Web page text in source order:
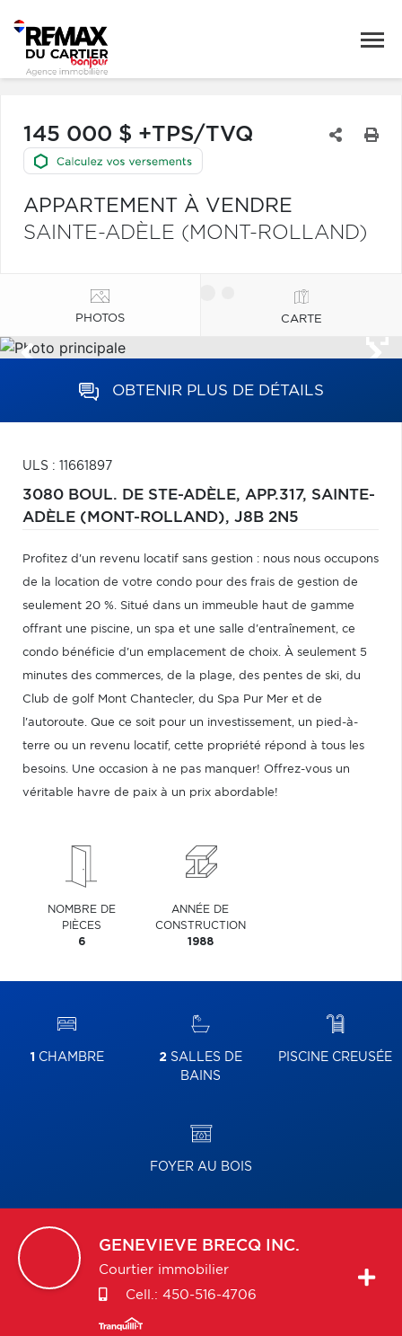
145 000 $ +TPS/TVQ
APPARTEMENT À VENDRE
SAINTE-ADÈLE (MONT-ROLLAND)
PHOTOS CARTE
OBTENIR PLUS DE DÉTAILS
ULS : 11661897
3080 BOUL. DE STE-ADÈLE, APP.317, SAINTE-
ADÈLE (MONT-ROLLAND), J8B 2N5
Profitez d'un revenu locatif sans gestion : nous nous occupons
de la location de votre condo pour des frais de gestion de
seulement 20 %. Situé dans un immeuble haut de gamme
offrant une piscine, un spa et une salle d'entraînement, ce
condo bénéficie d'un emplacement de choix. À seulement 5
minutes des commerces, de la plage, des pentes de ski, du
Club de golf Mont Chantecler, du Spa Pur Mer et de
l'autoroute. Que ce soit pour un investissement, un pied-à-
terre ou un revenu locatif, cette propriété répond à tous les
besoins. Une occasion à ne pas manquer! Offrez-vous un
véritable havre de paix à un prix abordable!
NOMBRE DE
PIÈCES
6
ANNÉE DE
CONSTRUCTION
1988
1 CHAMBRE 2 SALLES DE
BAINS
PISCINE CREUSÉE
FOYER AU BOIS
GENEVIEVE BRECQ INC.
Courtier immobilier
Cell.: 450-516-4706